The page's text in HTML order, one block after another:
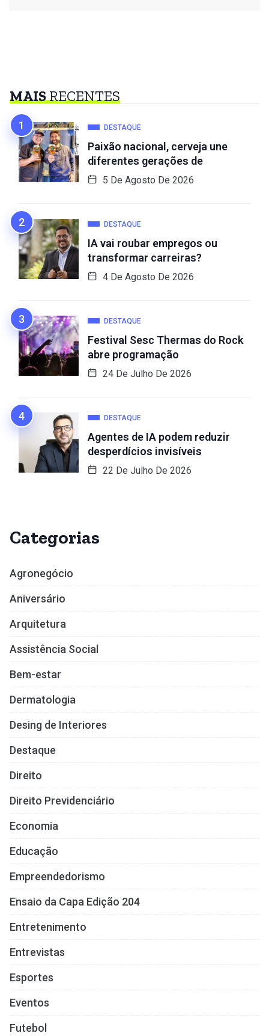
MAISRECENTES
DESTAQUE
Paixão nacional, cerveja une
diferentes gerações de
5 De Agosto De 2026
DESTAQUE
IA vai roubar empregos ou
transformar carreiras?
4 De Agosto De 2026
DESTAQUE
Festival Sesc Thermas do Rock
abre programação
24 De Julho De 2026
DESTAQUE
Agentes de IA podem reduzir
desperdícios invisíveis
22 De Julho De 2026
Categorias
Agronegócio
Aniversário
Arquitetura
Assistência Social
Bem-estar
Dermatologia
Desing de Interiores
Destaque
Direito
Direito Previdenciário
Economia
Educação
Empreendedorismo
Ensaio da Capa Edição 204
Entretenimento
Entrevistas
Esportes
Eventos
Futebol